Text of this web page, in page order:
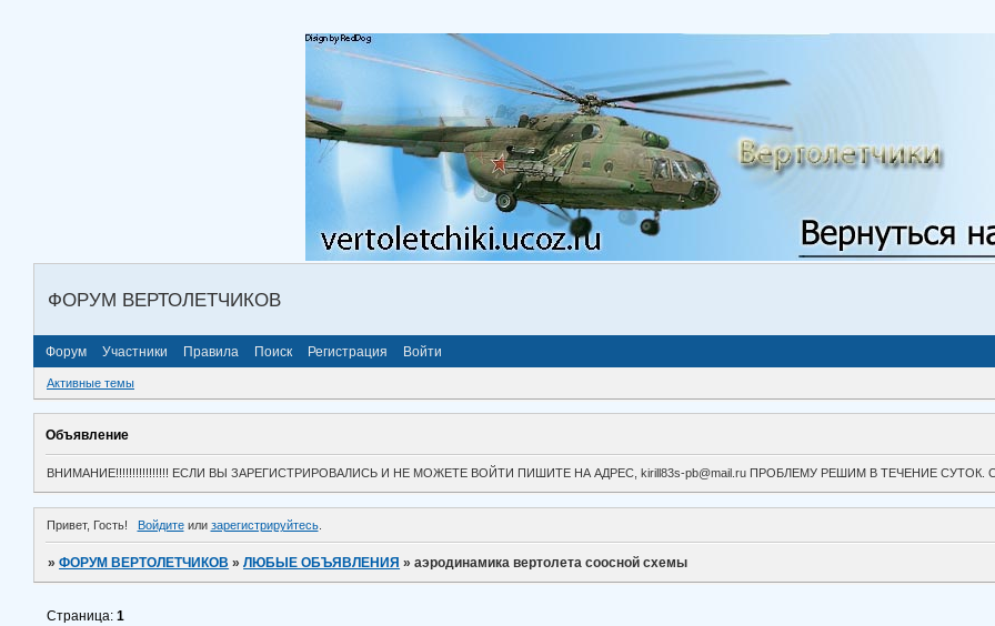
ФОРУМ ВЕРТОЛЕТЧИКОВ
Форум Участники Правила Поиск Регистрация Войти
Активные темы
Объявление
ВНИМАНИЕ!!!!!!!!!!!!!!!! ЕСЛИ ВЫ ЗАРЕГИСТРИРОВАЛИСЬ И НЕ МОЖЕТЕ ВОЙТИ ПИШИТЕ НА АДРЕС, kirill83s-pb@mail.ru ПРОБЛЕМУ РЕШИМ В ТЕЧЕНИЕ
Привет, Гость! Войдитеили зарегистрируйтесь.
»ФОРУМ ВЕРТОЛЕТЧИКОВ »ЛЮБЫЕ ОБЪЯВЛЕНИЯ »аэродинамика вертолета соосной схемы
Страница:1